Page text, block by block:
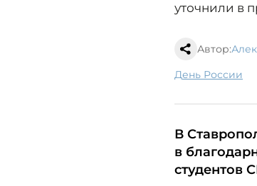
уточнили в
Автор:
День России
В
в
студентов